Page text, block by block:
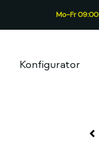
Konfigurator